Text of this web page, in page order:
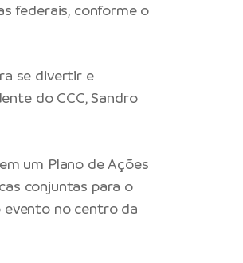
federais, conforme o
se divertir e
do CCC, Sandro
um Plano de Ações
conjuntas para o
evento no centro da